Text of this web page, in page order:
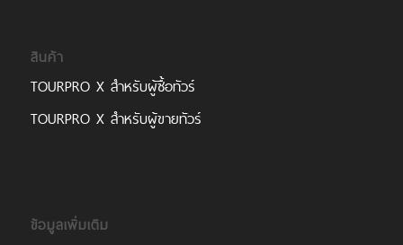
สินค้า
TOURPRO X สำหรับผู้ซื้อทัวร์
TOURPRO X สำหรับผู้ขายทัวร์
ข้อมูลเพิ่มเติม